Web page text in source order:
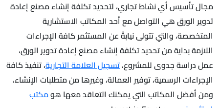
مجال تأسيس أي نشاط تجاري، لتحديد تكلفة إنشاء مصنع إعادة
تدوير الورق هي التواصل مع أحد المكاتب الاستشارية
المتخصصة، والتي تتولى نيابةً عن المستثمر كافة الإجراءات
اللازمة بداية من تحديد تكلفة إنشاء مصنع إعادة تدوير الورق،
عمل دراسة جدوى للمشروع،تسجيل العلامة التجارية، تنفيذ كافة
الإجراءات الرسمية، توفير العمالة، وغيرها من متطلبات الإنشاء،
ومن أفضل المكاتب التي يمكنك التعاقد معها هومكتب